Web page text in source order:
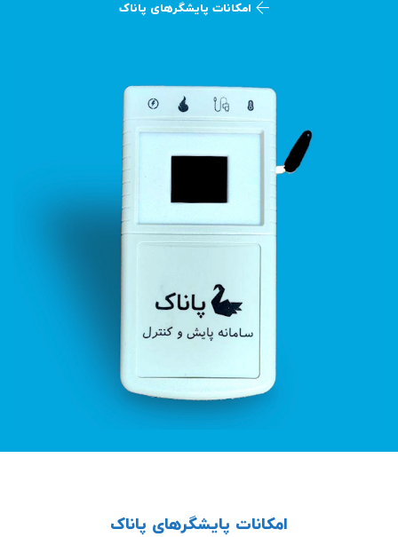
امکانات پایشگرهای پاناک
امکانات پایشگرهای پاناک